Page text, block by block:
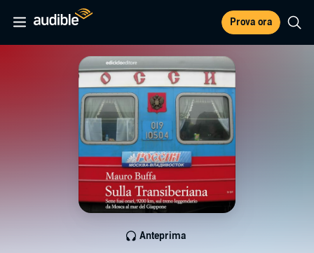
Prova ora
Anteprima